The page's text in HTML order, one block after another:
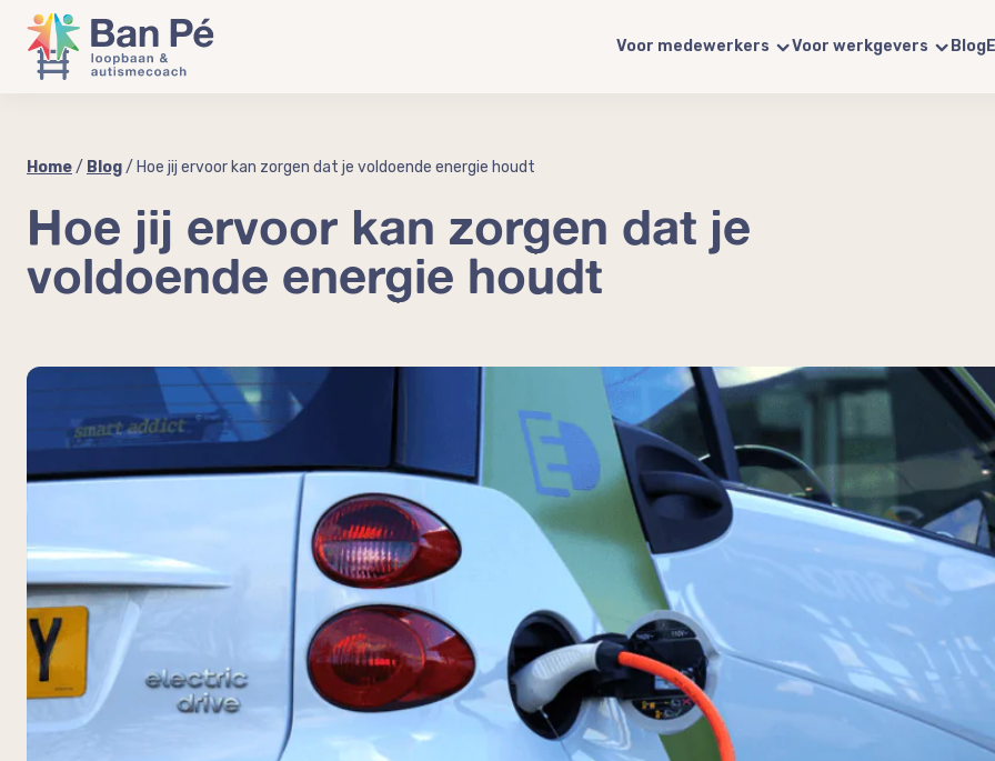
Voor medewerkers Voor werkgevers Blog
Home/ Blog/ Hoe jij ervoor kan zorgen dat je voldoende energie houdt
Hoe jij ervoor kan zorgen dat je
voldoende energie houdt